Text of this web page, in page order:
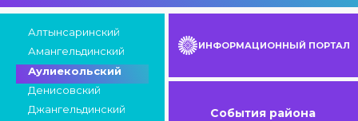
Алтынсаринский
Амангельдинский
Аулиекольский
Денисовский
Джангельдинский
ИНФОРМАЦИОННЫЙ ПОРТАЛ
События района